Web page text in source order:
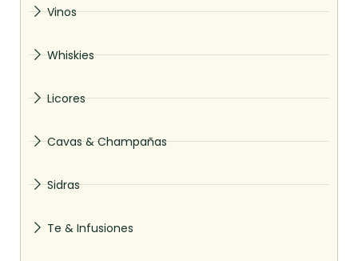
Vinos
Whiskies
Licores
Cavas & Champañas
Sidras
Te & Infusiones